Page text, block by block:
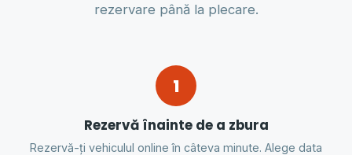
rezervare până la plecare.
1
Rezervă înainte de a zbura
Rezervă-ți vehiculul online în câteva minute. Alege data